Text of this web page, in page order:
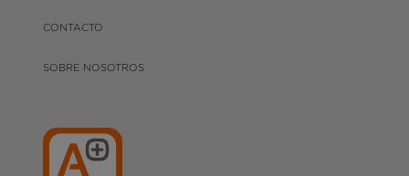
CONTACTO
SOBRE NOSOTROS